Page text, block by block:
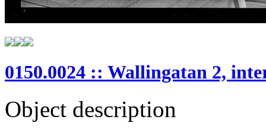
0150.0024 :: Wallingatan 2,
Object description